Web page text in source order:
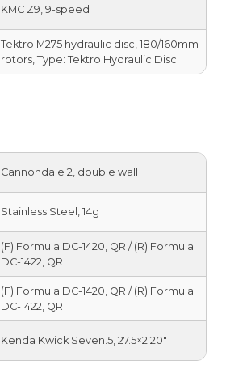
KMC Z9, 9-speed
Tektro M275 hydraulic disc, 180/160mm
rotors, Type: Tektro Hydraulic Disc
Cannondale 2, double wall
Stainless Steel, 14g
(F) Formula DC-1420, QR / (R) Formula
DC-1422, QR
(F) Formula DC-1420, QR / (R) Formula
DC-1422, QR
Kenda Kwick Seven.5, 27.5×2.20″